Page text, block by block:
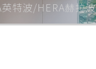
特波/HERA赫拉波